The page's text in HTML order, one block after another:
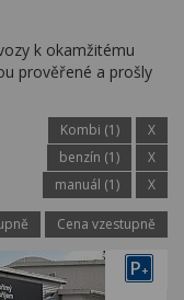
k okamžitému
prověřené a prošly
Kombi (1)
X
benzín (1)
X
manuál (1)
X
Cena vzestupně
P+